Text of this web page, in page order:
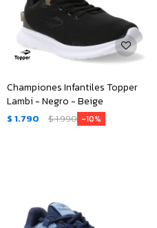
Championes Infantiles Topper
Lambi - Negro - Beige
$ 1.790 $1.990 10